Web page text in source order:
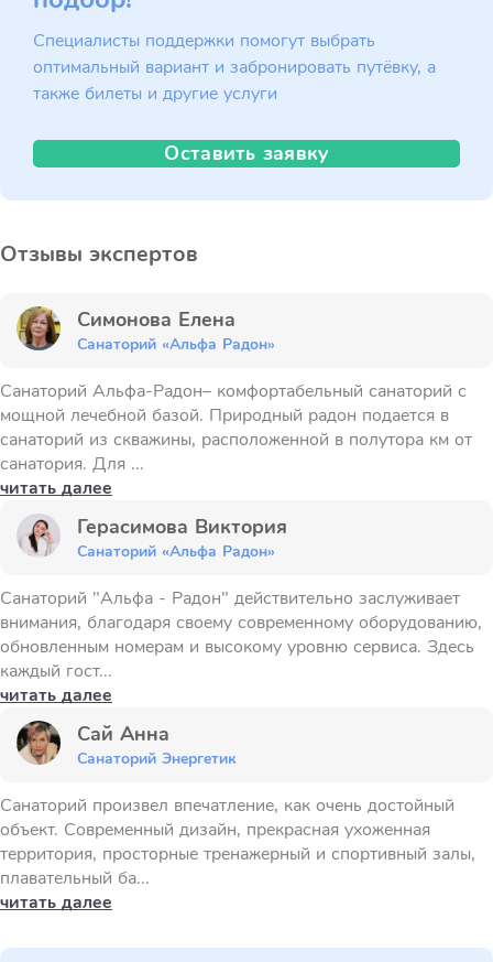
Специалисты поддержки помогут выбрать
оптимальный вариант и забронировать путёвку, а
также билеты и другие услуги
Оставить заявку
Отзывы экспертов
Симонова Елена
Санаторий «Альфа Радон»
Санаторий Альфа-Радон– комфортабельный санаторий с
мощной лечебной базой. Природный радон подается в
санаторий из скважины, расположенной в полутора км от
санатория. Для ...
читать далее
Герасимова Виктория
Санаторий «Альфа Радон»
Санаторий "Альфа - Радон" действительно заслуживает
внимания, благодаря своему современному оборудованию,
обновленным номерам и высокому уровню сервиса. Здесь
каждый гост...
читать далее
Сай Анна
Санаторий Энергетик
Санаторий произвел впечатление, как очень достойный
объект. Современный дизайн, прекрасная ухоженная
территория, просторные тренажерный и спортивный залы,
плавательный ба...
читать далее